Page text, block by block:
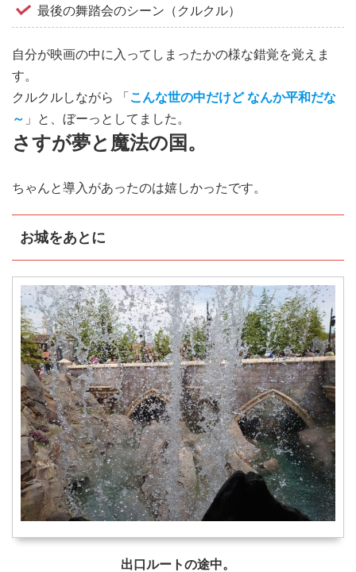
最後の舞踏会のシーン（クルクル）
自分が映画の中に入ってしまったかの様な錯覚を覚えま
す。
クルクルしながら 「 こんな世の中だけど なんか平和だな
～ 」と、ぼーっとしてました。
さすが夢と魔法の国。
ちゃんと導入があったのは嬉しかったです。
お城をあとに
出口ルートの途中。